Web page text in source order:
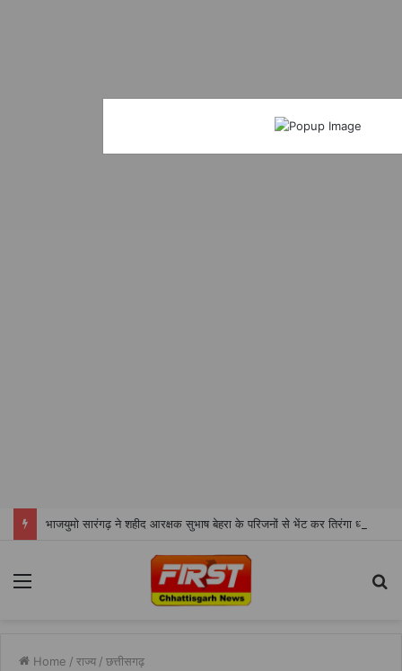
भाजयुमो सारंगढ़ ने शहीद आरक्षक सुभाष बेहरा के परिजनों से भेंट कर तिरंगा ध्वज व श्रीफल भेंट किया
Menu
Home / राज्य / छत्तीसगढ़